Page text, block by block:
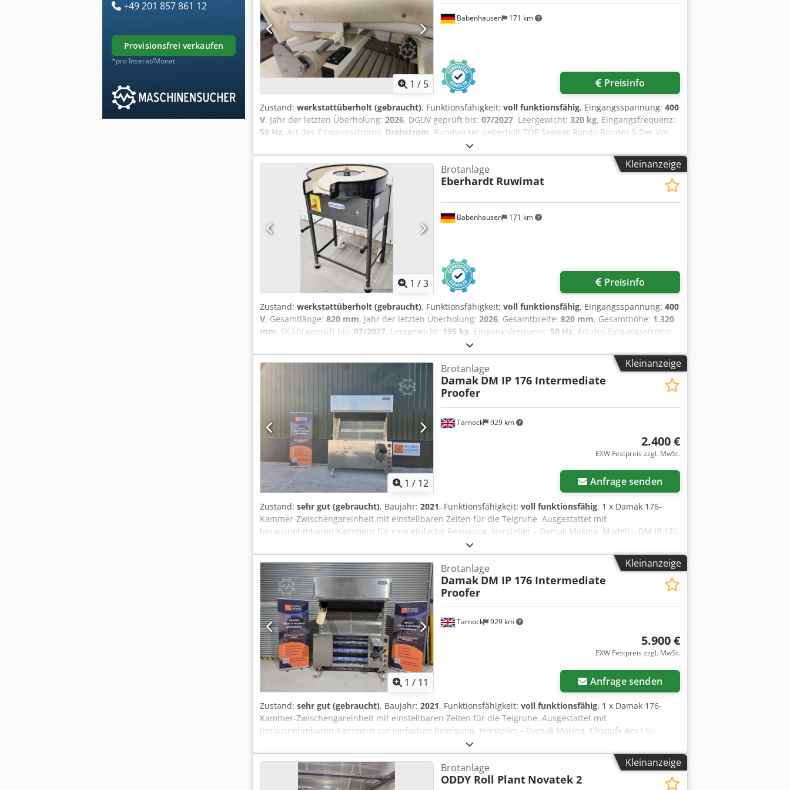
+49 201 857 861 12
provisionsfrei verkaufen
*pro Inserat/Monat
1 / 5
Babenhausen 171 km
Preisinfo
Zustand: werkstattüberholt (gebraucht), Funktionsfähigkeit: voll funktionsfähig, Eingangsspannung: 400
V, Jahr der letzten Überholung: 2026, DGUV geprüft bis: 07/2027, Leergewicht: 320 kg, Eingangsfrequenz:
50 Hz, Art des Eingangsstroms: Drehstrom, Rundwirker ueberholt TOP Seewer Rondo Rondex S Der Vor
und Rundwirker Chodpfxjcpr H Ae Agloa fuer versch. Teigarten Mischbrot oder Weizen/Roggen alle Filze
neu Passend fuer Seewer Rondo SKO Modelle Für beste Rundwirk Produkte! Qualitaet mit 35 Jahren
Erfahrung! Gebrauchtmaschine überholt mit Gewaehrleistung + Ersatzteil Service Option: Maschinen
halte Bügel Wartungsvertrag Einweisung & Inbetriebnahme Besuchen Sie unser großes Lager mit vielen
Bäckereimaschinen!
Kleinanzeige
1 /3
Babenhausen 171 km
Brotanlage
Eberhardt Ruwimat
Preisinfo
Zustand: werkstattüberholt (gebraucht), Funktionsfähigkeit: voll funktionsfähig, Eingangsspannung: 400
V, Gesamtlänge: 820 mm, Jahr der letzten Überholung: 2026, Gesamtbreite: 820 mm, Gesamthöhe: 1.320
mm, DGUV geprüft bis: 07/2027, Leergewicht: 195 kg, Eingangsfrequenz: 50 Hz, Art des Eingangsstroms:
, Eberhardt Rundwirker Ruwimat SG Rundwirkmaschine ist fahrbar
Leistung ca.: 1000 Stück/Std. robuste Technik Maße: 820 x 820 x 1320 mm, BxTxH Anschluss 400V, 16A-CEE
Stecker Gebrauchtmaschine gereinigt mit Gewährleistung + Ersatzteil Service Qualität vom Fachbetrieb!
Profitieren Sie aus über 35 Jahren Erfahrung! Option: elektrischer Mehler Cjdpfxsxmq S Ue Agloha
Wartungsvertrag Service Paket Lieferservice + Einweisung & Inbetriebnahme Besuchen Sie unsere große
Kleinanzeige
1 / 12
Tarnock 929 km
Brotanlage
Damak DM IP 176 Intermediate
Proofer
2.400 €
EXW Festpreis zzgl. MwSt.
Anfrage senden
Zustand: sehr gut (gebraucht), Baujahr: 2021, Funktionsfähigkeit: voll funktionsfähig, 1 x Damak 176-
Kammer-Zwischengareinheit mit einstellbaren Zeiten für die Teigruhe. Ausgestattet mit
herausnehmbaren Kammern für eine einfache Reinigung. Hersteller – Damak Makina. Modell – DM IP 176.
Herstellungsdatum – 2021. Eingangshöhe – 800 mm. Ausgangshöhe – 1550 mm. Chsdpsy Aicmjfx Aglsa
Elektrische Anforderungen – 415 V / 50 Hz / 3-phasig. Leistung – 5 kW / 13 Ampere.
Kleinanzeige
1 / 11
Tarnock 929 km
Brotanlage
Damak DM IP 176 Intermediate
Proofer
5.900 €
EXW Festpreis zzgl. MwSt.
Anfrage senden
Zustand: sehr gut (gebraucht), Baujahr: 2021, Funktionsfähigkeit: voll funktionsfähig, 1 x Damak 176-
Kammer-Zwischengareinheit mit einstellbaren Zeiten für die Teigruhe. Ausgestattet mit
herausnehmbaren Kammern zur einfachen Reinigung. Hersteller – Damak Makina. Chsdpfx Aex I Sn
Nogloa Modell – DM IP 176. Herstellungsdatum – 2021. Eingangshöhe – 800 mm. Ausgangshöhe – 1550
mm. Elektrische Anforderungen – 415 V / 50 Hz / 3 Phasen. Leistung – 5 kW / 13 Ampere. Bitte beachten
Sie: An dieser Maschine fehlt die vordere Abdeckung (siehe Fotos).
Kleinanzeige
Brotanlage
ODDY Roll Plant Novatek 2